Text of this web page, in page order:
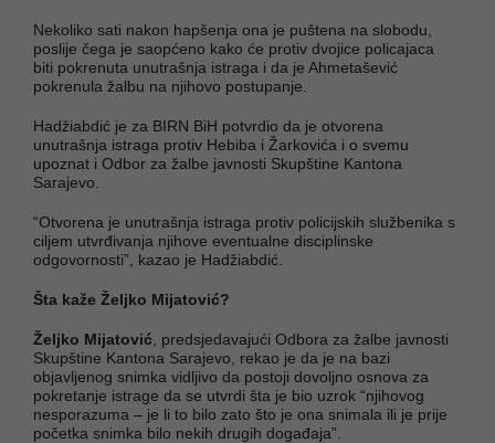
Nekoliko sati nakon hapšenja ona je puštena na slobodu,
poslije čega je saopćeno kako će protiv dvojice policajaca
biti pokrenuta unutrašnja istraga i da je Ahmetašević
pokrenula žalbu na njihovo postupanje.
Hadžiabdić je za BIRN BiH potvrdio da je otvorena
unutrašnja istraga protiv Hebiba i Žarkovića i o svemu
upoznat i Odbor za žalbe javnosti Skupštine Kantona
Sarajevo.
“Otvorena je unutrašnja istraga protiv policijskih službenika s
ciljem utvrđivanja njihove eventualne disciplinske
odgovornosti”, kazao je Hadžiabdić.
Šta kaže Željko Mijatović?
Željko Mijatović , predsjedavajući Odbora za žalbe javnosti
Skupštine Kantona Sarajevo, rekao je da je na bazi
objavljenog snimka vidljivo da postoji dovoljno osnova za
pokretanje istrage da se utvrdi šta je bio uzrok “njihovog
nesporazuma – je li to bilo zato što je ona snimala ili je prije
početka snimka bilo nekih drugih događaja”.